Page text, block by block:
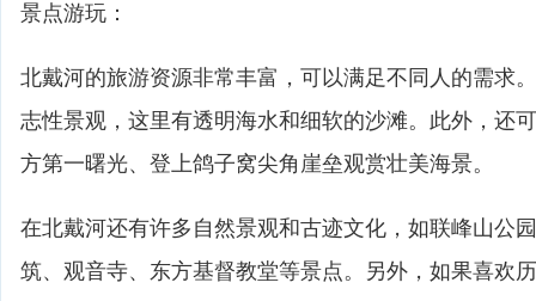
景点游玩：
北戴河的旅游资源非常丰富，可以满足不同人的需求
志性景观，这里有透明海水和细软的沙滩。此外，还
方第一曙光、登上鸽子窝尖角崖垒观赏壮美海景。
在北戴河还有许多自然景观和古迹文化，如联峰山公
筑、观音寺、东方基督教堂等景点。另外，如果喜欢